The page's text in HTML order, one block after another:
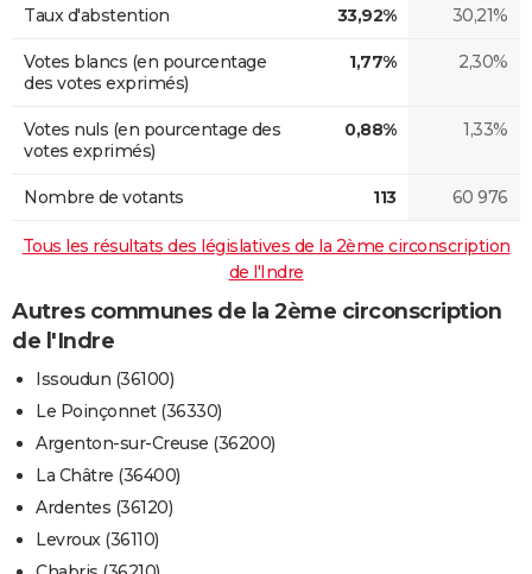
Taux d'abstention 33,92% 30,21%
Votes blancs (en pourcentage
des votes exprimés)
1,77% 2,30%
Votes nuls (en pourcentage des
votes exprimés)
0,88% 1,33%
Nombre de votants 113 60 976
Tous les résultats des législatives de la 2ème circonscription
de l'Indre
Autres communes de la 2ème circonscription
de l'Indre
Issoudun (36100)
Le Poinçonnet (36330)
Argenton-sur-Creuse (36200)
La Châtre (36400)
Ardentes (36120)
Levroux (36110)